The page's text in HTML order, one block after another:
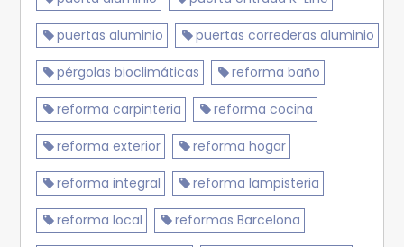
puertas aluminio puertas correderas aluminio
pérgolas bioclimáticas reforma baño
reforma carpinteria reforma cocina
reforma exterior reforma hogar
reforma integral reforma lampisteria
reforma local reformas Barcelona